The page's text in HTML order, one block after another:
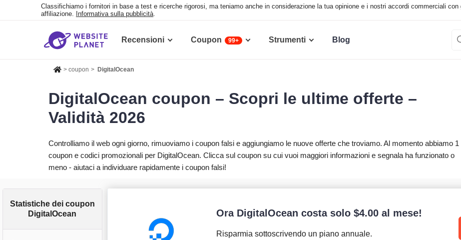
Classifichiamo i fornitori in base a test e ricerche rigorosi, ma teniamo anche in considerazione la tua opinione e i nostri accordi commerciali
affiliazione. Informativa sulla pubblicità.
Recensioni Coupon 99+ Strumenti Blog
> coupon > DigitalOcean
DigitalOcean coupon – Scopri le ultime offerte –
Validità 2026
Controlliamo il web ogni giorno, rimuoviamo i coupon falsi e aggiungiamo le nuove offerte che troviamo. Al momento abbiamo 1
coupon e codici promozionali per DigitalOcean. Clicca sul coupon su cui vuoi maggiori informazioni e segnala ha funzionato o
meno - aiutaci a individuare rapidamente i coupon falsi!
Statistiche dei coupon
DigitalOcean
Ora DigitalOcean costa solo$4.00 al mese!
Risparmia sottoscrivendo un piano annuale.